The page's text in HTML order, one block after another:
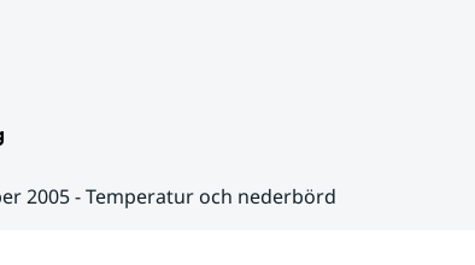
2005 - Temperatur och nederbörd